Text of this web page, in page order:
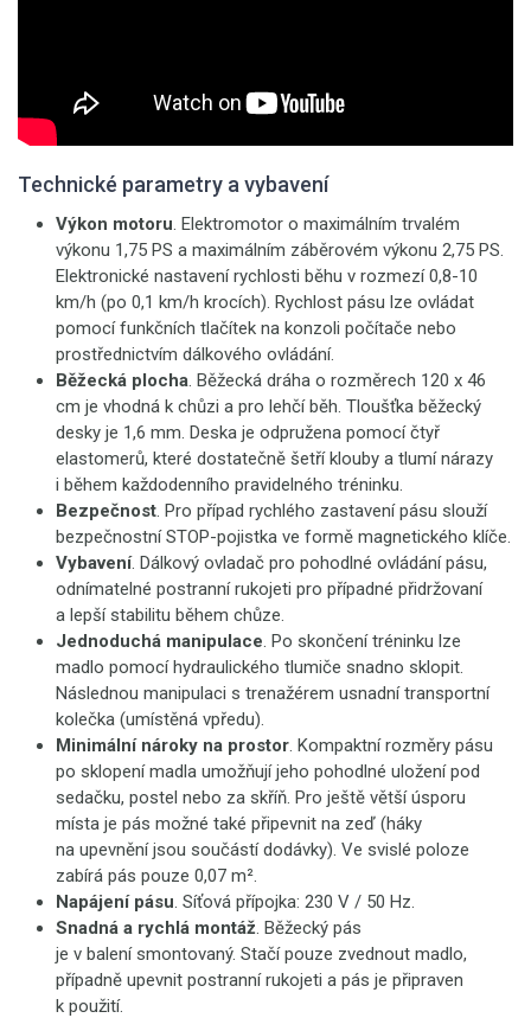
Technické parametry a vybavení
Výkon motoru. Elektromotor o maximálním trvalém
výkonu 1,75 PS a maximálním záběrovém výkonu 2,75 PS.
Elektronické nastavení rychlosti běhu v rozmezí 0,8-10
km/h (po 0,1 km/h krocích). Rychlost pásu lze ovládat
pomocí funkčních tlačítek na konzoli počítače nebo
prostřednictvím dálkového ovládání.
Běžecká plocha. Běžecká dráha o rozměrech 120 x 46
cm je vhodná k chůzi a pro lehčí běh. Tloušťka běžecký
desky je 1,6 mm. Deska je odpružena pomocí čtyř
elastomerů, které dostatečně šetří klouby a tlumí nárazy
i během každodenního pravidelného tréninku.
Bezpečnost. Pro případ rychlého zastavení pásu slouží
bezpečnostní STOP-pojistka ve formě magnetického klíče.
Vybavení. Dálkový ovladač pro pohodlné ovládání pásu,
odnímatelné postranní rukojeti pro případné přidržovaní
a lepší stabilitu během chůze.
Jednoduchá manipulace. Po skončení tréninku lze
madlo pomocí hydraulického tlumiče snadno sklopit.
Následnou manipulaci s trenažérem usnadní transportní
kolečka (umístěná vpředu).
Minimální nároky na prostor. Kompaktní rozměry pásu
po sklopení madla umožňují jeho pohodlné uložení pod
sedačku, postel nebo za skříň. Pro ještě větší úsporu
místa je pás možné také připevnit na zeď (háky
na upevnění jsou součástí dodávky). Ve svislé poloze
zabírá pás pouze 0,07 m².
Napájení pásu. Síťová přípojka: 230 V / 50 Hz.
Snadná a rychlá montáž. Běžecký pás
je v balení smontovaný. Stačí pouze zvednout madlo,
případně upevnit postranní rukojeti a pás je připraven
k použití.